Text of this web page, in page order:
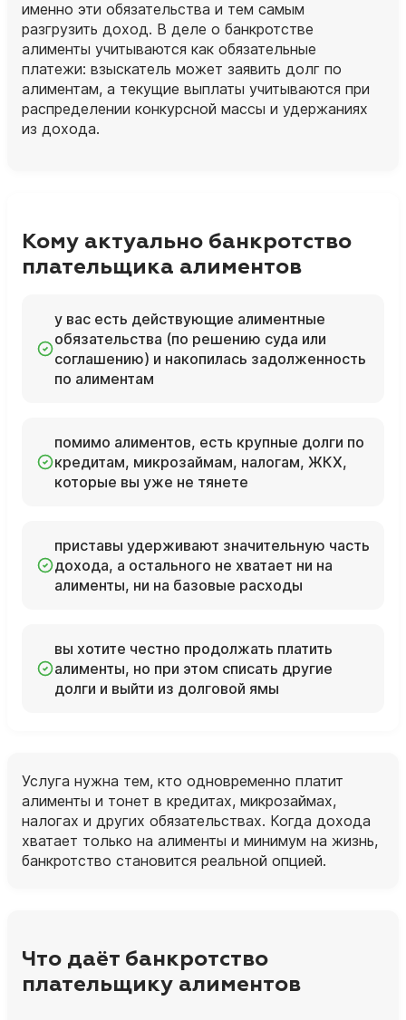
именно эти обязательства и тем самым
разгрузить доход. В деле о банкротстве
алименты учитываются как обязательные
платежи: взыскатель может заявить долг по
алиментам, а текущие выплаты учитываются при
распределении конкурсной массы и удержаниях
из дохода.
Кому актуально банкротство
плательщика алиментов
у вас есть действующие алиментные
обязательства (по решению суда или
соглашению) и накопилась задолженность
по алиментам
помимо алиментов, есть крупные долги по
кредитам, микрозаймам, налогам, ЖКХ,
которые вы уже не тянете
приставы удерживают значительную часть
дохода, а остального не хватает ни на
алименты, ни на базовые расходы
вы хотите честно продолжать платить
алименты, но при этом списать другие
долги и выйти из долговой ямы
Услуга нужна тем, кто одновременно платит
алименты и тонет в кредитах, микрозаймах,
налогах и других обязательствах. Когда дохода
хватает только на алименты и минимум на жизнь,
банкротство становится реальной опцией.
Что даёт банкротство
плательщику алиментов